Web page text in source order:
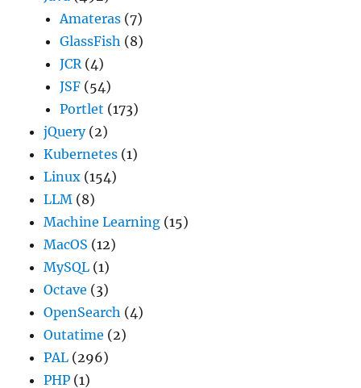
Amateras (7)
GlassFish (8)
JCR(4)
JSF (54)
Portlet (173)
jQuery(2)
Kubernetes (1)
Linux (154)
LLM (8)
Machine Learning (15)
MacOS (12)
MySQL (1)
Octave (3)
OpenSearch (4)
Outatime (2)
PAL (296)
PHP (1)